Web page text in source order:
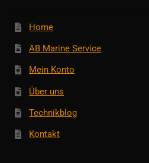
Home
AB Marine Service
Mein Konto
Über uns
Technikblog
Kontakt